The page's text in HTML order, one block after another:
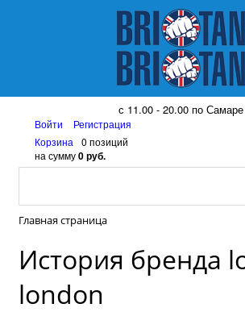
8 (917) 161 08 99
с 11.00 - 20.00 по Самаре
Войти
Регистрация
Корзина
0 позиций
на сумму0 руб.
Главная страница
История бренда
london